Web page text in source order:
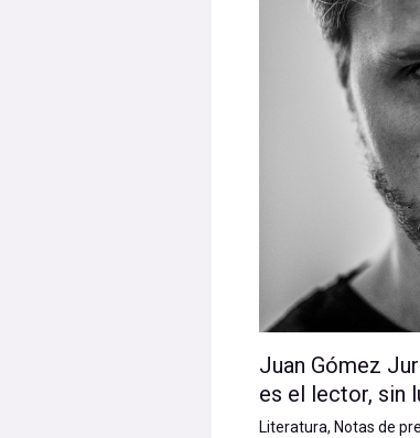
Juan Gómez
es el lector, sin
Literatura, Notas de